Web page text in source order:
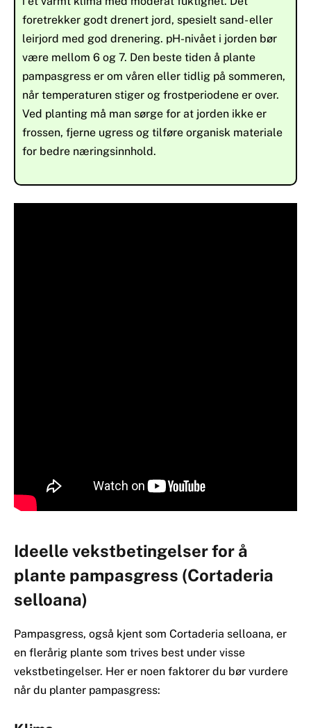
foretrekker godt drenert jord, spesielt sand- eller
leirjord med god drenering. pH-nivået i jorden bør
være mellom 6 og 7. Den beste tiden å plante
pampasgress er om våren eller tidlig på sommeren,
når temperaturen stiger og frostperiodene er over.
Ved planting må man sørge for at jorden ikke er
frossen, fjerne ugress og tilføre organisk materiale
for bedre næringsinnhold.
Ideelle vekstbetingelser for å
plante pampasgress (Cortaderia
selloana)
Pampasgress, også kjent som Cortaderia selloana, er
en flerårig plante som trives best under visse
vekstbetingelser. Her er noen faktorer du bør vurdere
når du planter pampasgress: